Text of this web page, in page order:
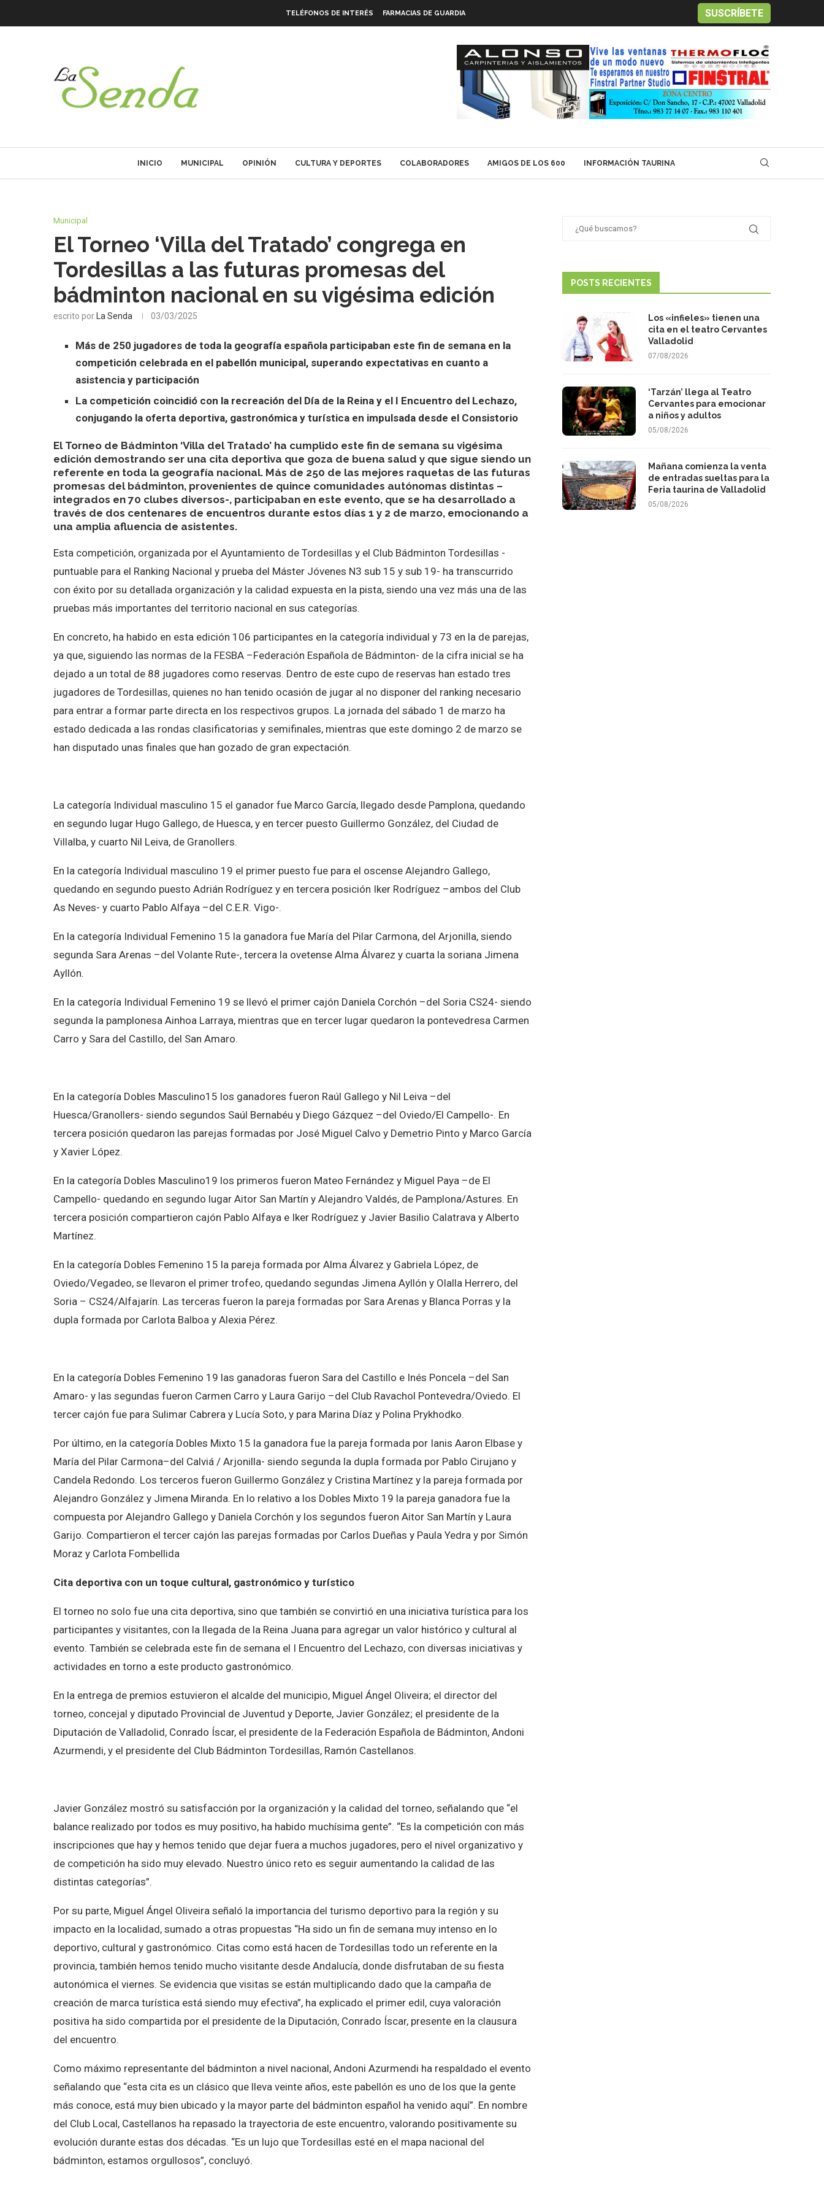
TELÉFONOS DE INTERÉS FARMACIAS DE GUARDIA SUSCRÍBETE
INICIO MUNICIPAL OPINIÓN CULTURA Y DEPORTES COLABORADORES AMIGOS DE LOS 600 INFORMACIÓN TAURINA
Municipal
El Torneo ‘Villa del Tratado’ congrega en
Tordesillas a las futuras promesas del
bádminton nacional en su vigésima edición
escrito por La Senda 03/03/2025
Más de 250 jugadores de toda la geografía española participaban este fin de semana en la
competición celebrada en el pabellón municipal, superando expectativas en cuanto a
asistencia y participación
La competición coincidió con la recreación del Día de la Reina y el I Encuentro del Lechazo,
conjugando la oferta deportiva, gastronómica y turística en impulsada desde el Consistorio
El Torneo de Bádminton ‘Villa del Tratado’ ha cumplido este fin de semana su vigésima
edición demostrando ser una cita deportiva que goza de buena salud y que sigue siendo un
referente en toda la geografía nacional. Más de 250 de las mejores raquetas de las futuras
promesas del bádminton, provenientes de quince comunidades autónomas distintas –
integrados en 70 clubes diversos-, participaban en este evento, que se ha desarrollado a
través de dos centenares de encuentros durante estos días 1 y 2 de marzo, emocionando a
una amplia afluencia de asistentes.
Esta competición, organizada por el Ayuntamiento de Tordesillas y el Club Bádminton Tordesillas -
puntuable para el Ranking Nacional y prueba del Máster Jóvenes N3 sub 15 y sub 19- ha transcurrido
con éxito por su detallada organización y la calidad expuesta en la pista, siendo una vez más una de las
pruebas más importantes del territorio nacional en sus categorías.
En concreto, ha habido en esta edición 106 participantes en la categoría individual y 73 en la de parejas,
ya que, siguiendo las normas de la FESBA –Federación Española de Bádminton- de la cifra inicial se ha
dejado a un total de 88 jugadores como reservas. Dentro de este cupo de reservas han estado tres
jugadores de Tordesillas, quienes no han tenido ocasión de jugar al no disponer del ranking necesario
para entrar a formar parte directa en los respectivos grupos. La jornada del sábado 1 de marzo ha
estado dedicada a las rondas clasificatorias y semifinales, mientras que este domingo 2 de marzo se
han disputado unas finales que han gozado de gran expectación.
La categoría Individual masculino 15 el ganador fue Marco García, llegado desde Pamplona, quedando
en segundo lugar Hugo Gallego, de Huesca, y en tercer puesto Guillermo González, del Ciudad de
Villalba, y cuarto Nil Leiva, de Granollers.
En la categoría Individual masculino 19 el primer puesto fue para el oscense Alejandro Gallego,
quedando en segundo puesto Adrián Rodríguez y en tercera posición Iker Rodríguez –ambos del Club
As Neves- y cuarto Pablo Alfaya –del C.E.R. Vigo-.
En la categoría Individual Femenino 15 la ganadora fue María del Pilar Carmona, del Arjonilla, siendo
segunda Sara Arenas –del Volante Rute-, tercera la ovetense Alma Álvarez y cuarta la soriana Jimena
Ayllón.
En la categoría Individual Femenino 19 se llevó el primer cajón Daniela Corchón –del Soria CS24- siendo
segunda la pamplonesa Ainhoa Larraya, mientras que en tercer lugar quedaron la pontevedresa Carmen
Carro y Sara del Castillo, del San Amaro.
En la categoría Dobles Masculino15 los ganadores fueron Raúl Gallego y Nil Leiva –del
Huesca/Granollers- siendo segundos Saúl Bernabéu y Diego Gázquez –del Oviedo/El Campello-. En
tercera posición quedaron las parejas formadas por José Miguel Calvo y Demetrio Pinto y Marco García
y Xavier López.
En la categoría Dobles Masculino19 los primeros fueron Mateo Fernández y Miguel Paya –de El
Campello- quedando en segundo lugar Aitor San Martín y Alejandro Valdés, de Pamplona/Astures. En
tercera posición compartieron cajón Pablo Alfaya e Iker Rodríguez y Javier Basilio Calatrava y Alberto
Martínez.
En la categoría Dobles Femenino 15 la pareja formada por Alma Álvarez y Gabriela López, de
Oviedo/Vegadeo, se llevaron el primer trofeo, quedando segundas Jimena Ayllón y Olalla Herrero, del
Soria – CS24/Alfajarín. Las terceras fueron la pareja formadas por Sara Arenas y Blanca Porras y la
dupla formada por Carlota Balboa y Alexia Pérez.
En la categoría Dobles Femenino 19 las ganadoras fueron Sara del Castillo e Inés Poncela –del San
Amaro- y las segundas fueron Carmen Carro y Laura Garijo –del Club Ravachol Pontevedra/Oviedo. El
tercer cajón fue para Sulimar Cabrera y Lucía Soto, y para Marina Díaz y Polina Prykhodko.
Por último, en la categoría Dobles Mixto 15 la ganadora fue la pareja formada por Ianis Aaron Elbase y
María del Pilar Carmona–del Calviá / Arjonilla- siendo segunda la dupla formada por Pablo Cirujano y
Candela Redondo. Los terceros fueron Guillermo González y Cristina Martínez y la pareja formada por
Alejandro González y Jimena Miranda. En lo relativo a los Dobles Mixto 19 la pareja ganadora fue la
compuesta por Alejandro Gallego y Daniela Corchón y los segundos fueron Aitor San Martín y Laura
Garijo. Compartieron el tercer cajón las parejas formadas por Carlos Dueñas y Paula Yedra y por Simón
Moraz y Carlota Fombellida
Cita deportiva con un toque cultural, gastronómico y turístico
El torneo no solo fue una cita deportiva, sino que también se convirtió en una iniciativa turística para los
participantes y visitantes, con la llegada de la Reina Juana para agregar un valor histórico y cultural al
evento. También se celebrada este fin de semana el I Encuentro del Lechazo, con diversas iniciativas y
actividades en torno a este producto gastronómico.
En la entrega de premios estuvieron el alcalde del municipio, Miguel Ángel Oliveira; el director del
torneo, concejal y diputado Provincial de Juventud y Deporte, Javier González; el presidente de la
Diputación de Valladolid, Conrado Íscar, el presidente de la Federación Española de Bádminton, Andoni
Azurmendi, y el presidente del Club Bádminton Tordesillas, Ramón Castellanos.
Javier González mostró su satisfacción por la organización y la calidad del torneo, señalando que “el
balance realizado por todos es muy positivo, ha habido muchísima gente”. “Es la competición con más
inscripciones que hay y hemos tenido que dejar fuera a muchos jugadores, pero el nivel organizativo y
de competición ha sido muy elevado. Nuestro único reto es seguir aumentando la calidad de las
distintas categorías”.
Por su parte, Miguel Ángel Oliveira señaló la importancia del turismo deportivo para la región y su
impacto en la localidad, sumado a otras propuestas “Ha sido un fin de semana muy intenso en lo
deportivo, cultural y gastronómico. Citas como está hacen de Tordesillas todo un referente en la
provincia, también hemos tenido mucho visitante desde Andalucía, donde disfrutaban de su fiesta
autonómica el viernes. Se evidencia que visitas se están multiplicando dado que la campaña de
creación de marca turística está siendo muy efectiva”, ha explicado el primer edil, cuya valoración
positiva ha sido compartida por el presidente de la Diputación, Conrado Íscar, presente en la clausura
del encuentro.
Como máximo representante del bádminton a nivel nacional, Andoni Azurmendi ha respaldado el evento
señalando que “esta cita es un clásico que lleva veinte años, este pabellón es uno de los que la gente
más conoce, está muy bien ubicado y la mayor parte del bádminton español ha venido aquí”. En nombre
del Club Local, Castellanos ha repasado la trayectoria de este encuentro, valorando positivamente su
evolución durante estas dos décadas. “Es un lujo que Tordesillas esté en el mapa nacional del
bádminton, estamos orgullosos”, concluyó.
POSTS RECIENTES
Los «infieles» tienen una
cita en el teatro Cervantes
Valladolid
07/08/2026
‘Tarzán’ llega al Teatro
Cervantes para emocionar
a niños y adultos
05/08/2026
Mañana comienza la venta
de entradas sueltas para la
Feria taurina de Valladolid
05/08/2026